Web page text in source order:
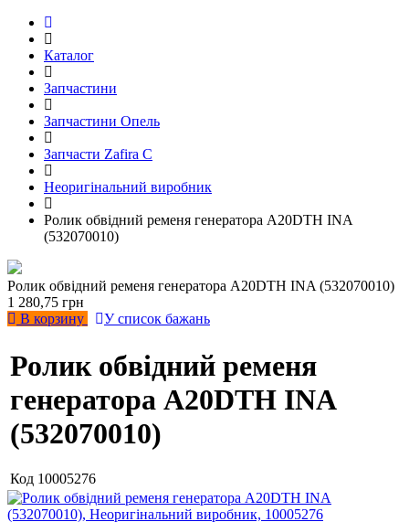
Каталог
Запчастини
Запчастини Опель
Запчасти Zafira C
Неоригінальний виробник
Ролик обвідний ременя генератора A20DTH INA
(532070010)
Ролик обвідний ременя генератора A20DTH INA (532070010)
1 280,75 грн
В корзину
У список бажань
Ролик обвідний ременя
генератора A20DTH INA
(532070010)
Код 10005276